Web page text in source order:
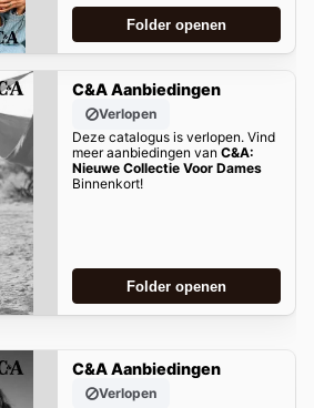
Folder openen
C&A Aanbiedingen
Verlopen
Deze catalogus is verlopen. Vind
meer aanbiedingen van C&A:
Nieuwe Collectie Voor Dames
Binnenkort!
Folder openen
C&A Aanbiedingen
Verlopen